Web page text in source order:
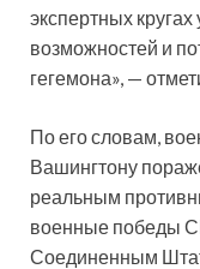
экспертных
возможностей и
гегемона», —
По его словам,
Вашингтону
реальным
военные победы
Соединенным